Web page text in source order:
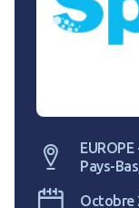
Pays-
Octobre